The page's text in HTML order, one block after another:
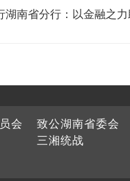
南省分行：以金融之力
会 致公湖南省委会
三湘统战